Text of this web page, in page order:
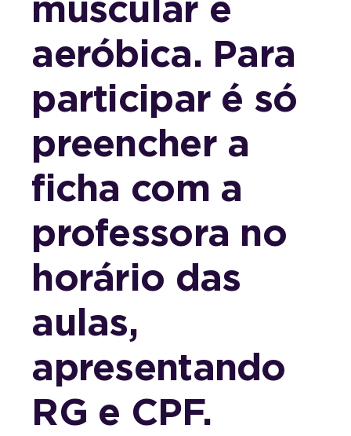
aeróbica. Para
participar é só
preencher a
ficha com a
professora no
horário das
aulas,
apresentando
RG e CPF.